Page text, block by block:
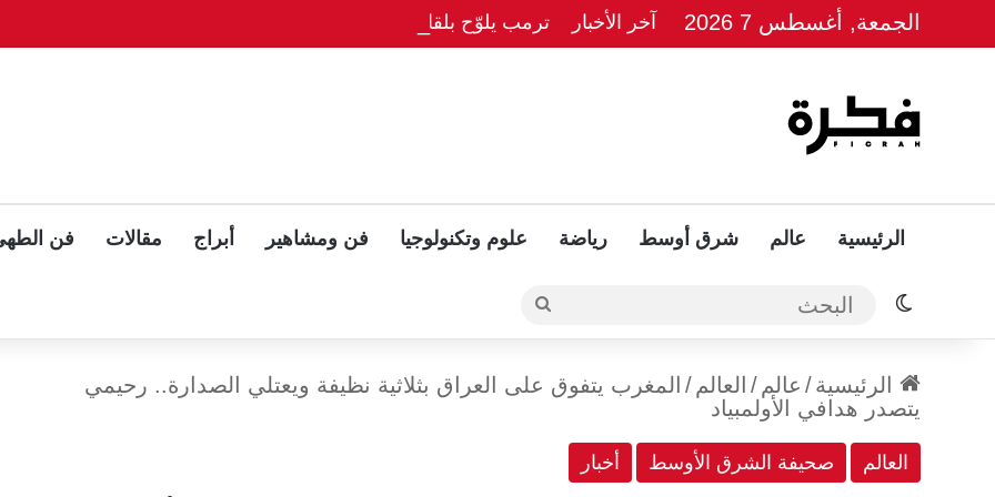
الجمعة, أغسطس 7 2026 آخر الأخبار ترمب يلوّح بلقاء ثلاثي مع بوتين وزيلينسكي بعد قمة ألاسكا
الرئيسية عالم شرق أوسط رياضة علوم وتكنولوجيا فن ومشاهير أبراج مقالات فن
الوضع المظلم البحث
الرئيسية/ عالم / العالم / المغرب يتفوق على العراق بثلاثية نظيفة ويعتلي الصدارة.. رحيمي
يتصدر هدافي الأولمبياد
العالم صحيفة الشرق الأوسط أخبار